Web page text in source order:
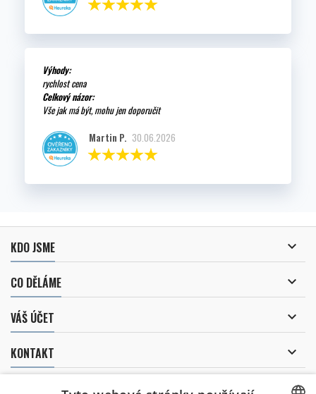
Výhody:
rychlost cena
Celkový názor:
Vše jak má být, mohu jen doporučit
Martin P. 30.06.2026
KDO JSME 
CO DĚLÁME 
VÁŠ ÚČET 
KONTAKT 
ODBĚR NOVINEK